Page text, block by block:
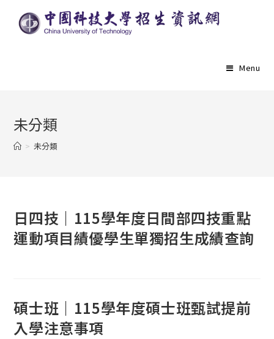
Menu
未分類
> 未分類
日四技｜115學年度日間部四技重點
運動項目績優學生單獨招生成績查詢
碩士班｜115學年度碩士班甄試提前
入學注意事項